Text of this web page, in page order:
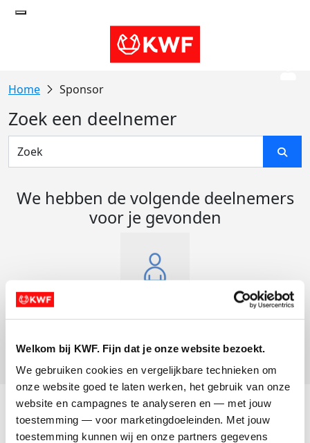
Welkom bij KWF. Fijn dat je onze website bezoekt.
We gebruiken cookies en vergelijkbare technieken om
onze website goed te laten werken, het gebruik van onze
website en campagnes te analyseren en — met jouw
toestemming — voor marketingdoeleinden. Met jouw
toestemming kunnen wij en onze partners gegevens
Sponsor
Zoek een deelnemer
We hebben de volgende deelnemers
voor je gevonden
Opgehaald:
Acties
Actiematerialen